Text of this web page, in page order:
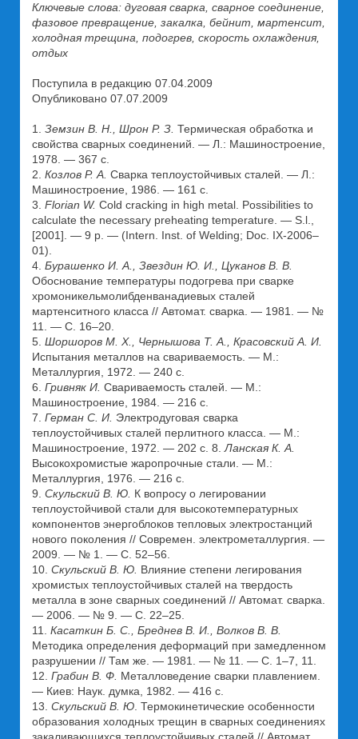
Ключевые слова: дуговая сварка, сварное соединение,
фазовое превращение, закалка, бейнит, мартенсит,
холодная трещина, подогрев, скорость охлаждения,
отдых
Поступила в редакцию 07.04.2009
Опубликовано 07.07.2009
1. Земзин В. Н., Шрон Р. З. Термическая обработка и
свойства сварных соединений. — Л.: Машиностроение,
1978. — 367 с.
2. Козлов Р. А. Сварка теплоустойчивых сталей. — Л.:
Машиностроение, 1986. — 161 с.
3. Florian W. Cold cracking in high metal. Possibilities to
calculate the necessary preheating temperature. — S.l.,
[2001]. — 9 p. — (Intern. Inst. of Welding; Doc. IX-2006–
01).
4. Бурашенко И. А., Звездин Ю. И., Цуканов В. В.
Обоснование температуры подогрева при сварке
хромоникельмолибденванадиевых сталей
мартенситного класса // Автомат. сварка. — 1981. — №
11. — С. 16–20.
5. Шоршоров М. Х., Чернышова Т. А., Красовский А. И.
Испытания металлов на свариваемость. — М.:
Металлургия, 1972. — 240 с.
6. Гривняк И. Свариваемость сталей. — М.:
Машиностроение, 1984. — 216 с.
7. Герман С. И. Электродуговая сварка
теплоустойчивых сталей перлитного класса. — М.:
Машиностроение, 1972. — 202 с. 8. Ланская К. А.
Высокохромистые жаропрочные стали. — М.:
Металлургия, 1976. — 216 с.
9. Скульский В. Ю. К вопросу о легировании
теплоустойчивой стали для высокотемпературных
компонентов энергоблоков тепловых электростанций
нового поколения // Современ. электрометаллургия. —
2009. — № 1. — С. 52–56.
10. Скульский В. Ю. Влияние степени легирования
хромистых теплоустойчивых сталей на твердость
металла в зоне сварных соединений // Автомат. сварка.
— 2006. — № 9. — С. 22–25.
11. Касаткин Б. С., Бреднев В. И., Волков В. В.
Методика определения деформаций при замедленном
разрушении // Там же. — 1981. — № 11. — С. 1–7, 11.
12. Грабин В. Ф. Металловедение сварки плавлением.
— Киев: Наук. думка, 1982. — 416 с.
13. Скульский В. Ю . Термокинетические особенности
образования холодных трещин в сварных соединениях